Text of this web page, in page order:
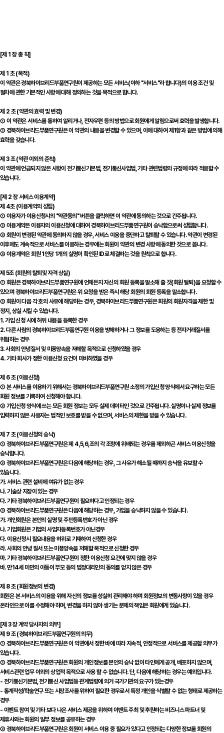
[제 1 장 총 칙]
제 1 조 (목적)
이 약관은 경북하이브리드부품연구원이 제공하는 모든 서비스(이하 "서비스"라 합니다)의 이용 조건 및
절차에 관한 기본적인 사항에 대해 정의하는 것을 목적으로 합니다.
제 2 조 (약관의 효력 및 변경)
① 이 약관은 서비스를 통하여 알리거나, 전자우편 등의 방법으로 회원에게 알림으로써 효력을 발생합니다.
② 경북하이브리드부품연구원은 이 약관의 내용을 변경할 수 있으며, 이에 대하여 제1항과 같은 방법에 의해
효력을 갖습니다.
제 3 조 (약관 이외의 준칙)
이 약관에 언급되지 않은 사항이 전기통신기본법, 전기통신사업법, 기타 관련법령의 규정에 따라 적용할 수
있습니다.
[제 2 장 서비스 이용계약]
제 4조 (이용계약의 성립)
① 이용자가 이용신청시의 "약관동의" 버튼을 클릭하면 이 약관에 동의하는 것으로 간주됩니다.
② 이용계약은 이용자의 이용신청에 대하여 경북하이브리드부품연구원이 승낙함으로써 성립합니다.
③ 회원이 변경된 약관에 동의하지 않을 경우, 서비스 이용을 중단하고 탈퇴할 수 있습니다. 약관이 변경된
이후에도 계속적으로 서비스를 이용하는 경우에는 회원이 약관의 변경 사항에 동의한 것으로 봅니다.
④ 이용계약은 회원 1인당 1개의 실명이 확인된 ID로 체결하는 것을 원칙으로 합니다.
제 5조 (회원의 탈퇴및 자격 상실)
① 회원은 경북하이브리드부품연구원에 언제든지 자신의 회원 등록을 말소해 줄 것(회원 탈퇴)을 요청할 수
있으며 경북하이브리드부품연구원은 위 요청을 받은 즉시 해당 회원의 회원 등록을 말소합니다.
② 회원이 다음 각 호의 사유에 해당하는 경우, 경북하이브리드부품연구원은 회원의 회원자격을 제한 및
정지, 상실 시킬 수 있습니다.
1. 가입 신청 시에 허위 내용을 등록한 경우
2. 다른 사람의 경북하이브리드부품연구원 이용을 방해하거나 그 정보를 도용하는 등 전자거래질서를
위협하는 경우
3. 사회의 안녕질서 및 미풍양속을 저해할 목적으로 신청하였을 경우
4. 기타 회사가 정한 이용신청 요건이 미비하였을 경우
제 6 조 (이용신청)
① 본 서비스를 이용하기 위해서는 경북하이브리드부품연구원 소정의 가입신청 양식에서 요구하는 모든
회원 정보를 기록하여 신청해야 합니다.
② 가입신청 양식에 쓰는 모든 회원 정보는 모두 실제 데이터인 것으로 간주됩니다. 실명이나 실제 정보를
입력하지 않은 사용자는 법적인 보호를 받을 수 없으며, 서비스의 제한을 받을 수 있습니다.
제 7 조 (이용신청의 승낙)
① 경북하이브리드부품연구원은 제 4,5,6,조의 각 조항에 위배되는 경우를 제외하곤 서비스 이용신청을
승낙합니다.
② 경북하이브리드부품연구원은 다음에 해당하는 경우, 그 사유가 해소될 때까지 승낙을 유보할 수
있습니다.
가. 서비스 관련 설비에 여유가 없는 경우
나. 기술상 지장이 있는 경우
다. 기타 경북하이브리드부품연구원이 필요하다고 인정되는 경우
③ 경북하이브리드부품연구원은 다음에 해당하는 경우, 가입을 승낙하지 않을 수 있습니다.
가. 개인회원은 본인의 실명 및 주민등록번호가 아닌 경우
나. 기업회원은 기업의 사업자등록번호가 아닌경우
다. 이용신청시 필요내용을 허위로 기재하여 신청한 경우
라. 사회의 안녕 질서 또는 미풍양속을 저해할 목적으로 신청한 경우
마. 기타 경북하이브리드부품연구원이 정한 이용신청 요건에 맞지 않을 경우
바. 만14세 미만의 아동이 부모 등의 법정대리인의 동의를 얻지 않은 경우
제 8 조 (회원정보의 변경)
회원은 본 서비스의 이용을 위해 자신의 정보를 성실히 관리해야 하며 회원정보의 변동사항이 있을 경우
온라인으로 이를 수정해야 하며, 변경을 하지 않아 생기는 문제의 책임은 회원에게 있습니다.
[제 3 장 계약 당사자의 의무]
제 9 조 (경북하이브리드부품연구원의 의무)
① 경북하이브리드부품연구원은 이 약관에서 정한 바에 따라 지속적, 안정적으로 서비스를 제공할 의무가
있습니다.
② 경북하이브리드부품연구원은 회원의 개인정보를 본인의 승낙 없이 타인에게 공개, 배포하지 않으며,
서비스관련 업무 이외의 상업적 목적으로 사용 할 수 없습니다. 단, 다음에 해당하는 경우는 예외입니다.
- 전기통신기본법, 전기통신 사업법등 관계법령에 의거 국가기관의 요구가 있는경우
- 통계작성/학술연구 또는 시장조사를 위하여 필요한 경우로서 특정 개인을 식별할 수 없는 형태로 제공하는
경우
- 이벤트 참여 및 기타 보다 나은 서비스 제공을 위하여 이벤트 주최 및 후원하는 비즈니스 파트너 및
제휴사와는 회원의 일부 정보를 공유하는 경우
③ 경북하이브리드부품연구원은 회원이 서비스 이용 중 필요가 있다고 인정되는 다양한 정보를 회원의